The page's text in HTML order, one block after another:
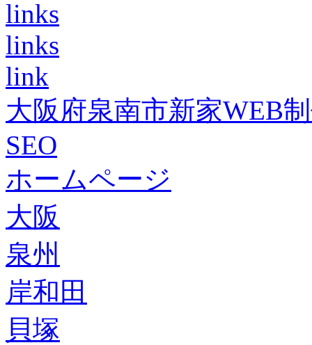
links
links
link
大阪府泉南市新家WEB
SEO
ホームページ
大阪
泉州
岸和田
貝塚